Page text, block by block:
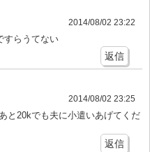
2014/08/02 23:22
すらうてない
返信
2014/08/02 23:25
と20kでも夫に小遣いあげてくだ
返信